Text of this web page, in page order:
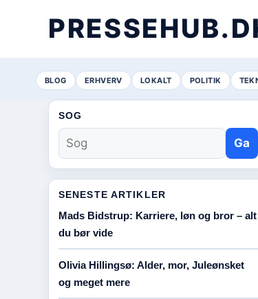
BLOG ERHVERV LOKALT POLITIK
SOG
Ga
SENESTE ARTIKLER
Mads Bidstrup: Karriere, løn og bror – alt
du bør vide
Olivia Hillingsø: Alder, mor, Juleønsket
og meget mere